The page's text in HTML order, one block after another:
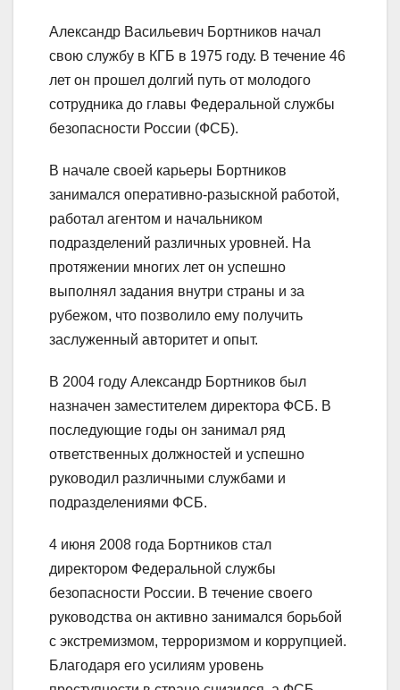
Александр Васильевич Бортников начал
свою службу в КГБ в 1975 году. В течение 46
лет он прошел долгий путь от молодого
сотрудника до главы Федеральной службы
безопасности России (ФСБ).
В начале своей карьеры Бортников
занимался оперативно-разыскной работой,
работал агентом и начальником
подразделений различных уровней. На
протяжении многих лет он успешно
выполнял задания внутри страны и за
рубежом, что позволило ему получить
заслуженный авторитет и опыт.
В 2004 году Александр Бортников был
назначен заместителем директора ФСБ. В
последующие годы он занимал ряд
ответственных должностей и успешно
руководил различными службами и
подразделениями ФСБ.
4 июня 2008 года Бортников стал
директором Федеральной службы
безопасности России. В течение своего
руководства он активно занимался борьбой
с экстремизмом, терроризмом и коррупцией.
Благодаря его усилиям уровень